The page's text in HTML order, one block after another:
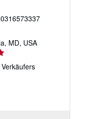
MD, USA